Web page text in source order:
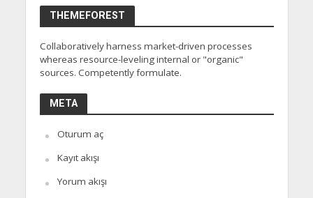
THEMEFOREST
Collaboratively harness market-driven processes
whereas resource-leveling internal or "organic"
sources. Competently formulate.
META
Oturum aç
Kayıt akışı
Yorum akışı